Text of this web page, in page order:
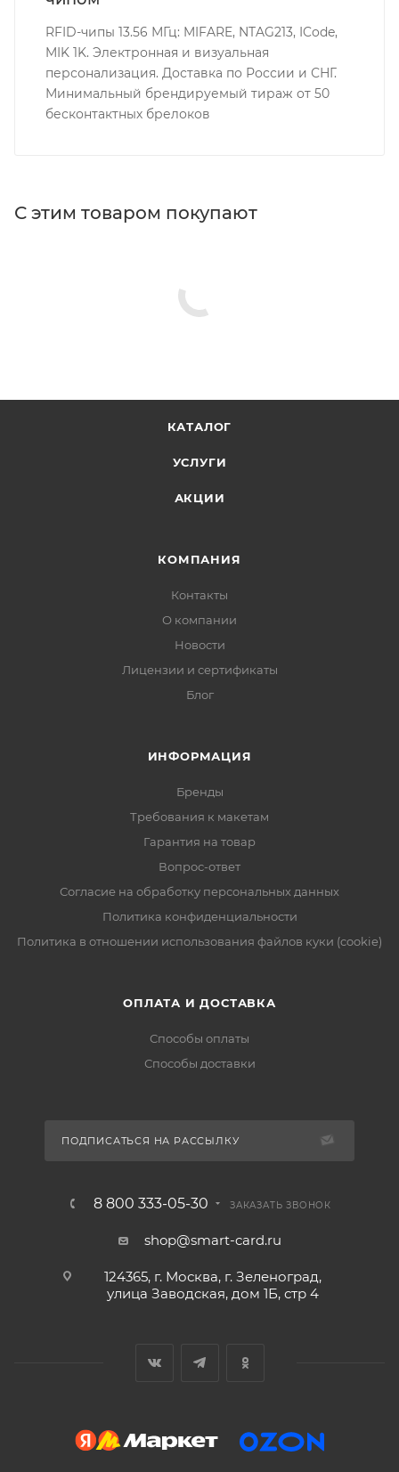
RFID-чипы 13.56 МГц: MIFARE, NTAG213, ICode,
MIK 1K. Электронная и визуальная
персонализация. Доставка по России и СНГ.
Минимальный брендируемый тираж от 50
бесконтактных брелоков
С этим товаром покупают
КАТАЛОГ
УСЛУГИ
АКЦИИ
КОМПАНИЯ
Контакты
О компании
Новости
Лицензии и сертификаты
Блог
ИНФОРМАЦИЯ
Бренды
Требования к макетам
Гарантия на товар
Вопрос-ответ
Согласие на обработку персональных данных
Политика конфиденциальности
Политика в отношении использования файлов куки (cookie)
ОПЛАТА И ДОСТАВКА
Способы оплаты
Способы доставки
ПОДПИСАТЬСЯ НА РАССЫЛКУ
8 800 333-05-30 ЗАКАЗАТЬ ЗВОНОК
shop@smart-card.ru
124365, г. Москва, г. Зеленоград,
улица Заводская, дом 1Б, стр 4